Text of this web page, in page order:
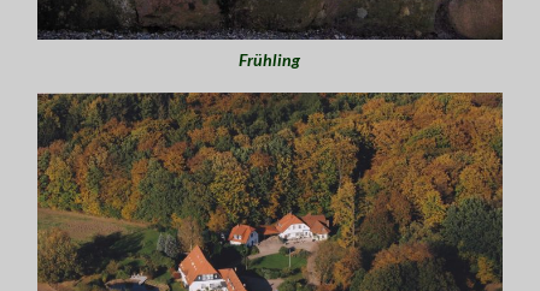
Frühling